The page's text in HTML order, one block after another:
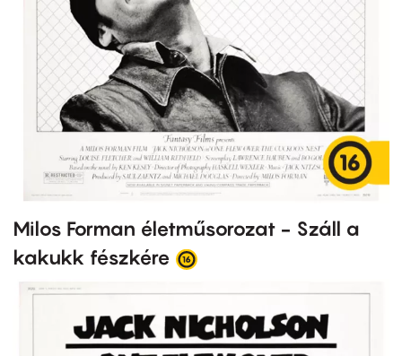
Milos Forman életműsorozat - Száll a
kakukk fészkére